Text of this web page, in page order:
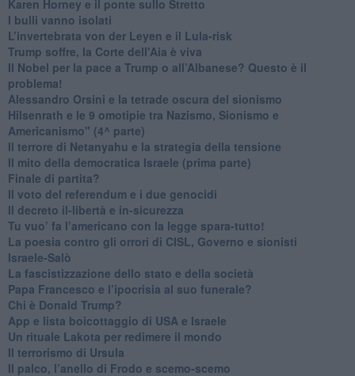
​Karen Horney e il ponte sullo Stretto
​I bulli vanno isolati
L’invertebrata von der Leyen e il Lula-risk
Trump soffre, la Corte dell'Aia è viva
​Il Nobel per la pace a Trump o all’Albanese? Questo è il
problema!
​Alessandro Orsini e la tetrade oscura del sionismo
​Hilsenrath e le 9 omotipie tra Nazismo, Sionismo e
Americanismo" (4^ parte)
​Il terrore di Netanyahu e la strategia della tensione
Il mito della democratica Israele (prima parte)
​Finale di partita?
​Il voto del referendum e i due genocidi
Il decreto il-libertà e in-sicurezza
Tu vuo’ fa l’americano con la legge spara-tutto!
La poesia contro gli orrori di CISL, Governo e sionisti
Israele-Salò
​La fascistizzazione dello stato e della società
Papa Francesco e l’ipocrisia al suo funerale?
​Chi è Donald Trump?
App e lista boicottaggio di USA e Israele
​Un rituale Lakota per redimere il mondo
Il terrorismo di Ursula
​Il palco, l’anello di Frodo e scemo-scemo